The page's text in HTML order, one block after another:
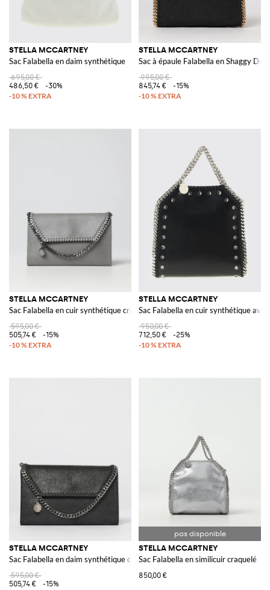
STELLA MCCARTNEY
Sac Falabella en daim synthétique
695,00 €
486,50 €
-30%
STELLA MCCARTNEY
Sac à épaule Falabella en Shaggy Deer
995,00 €
845,74 €
-15%
STELLA MCCARTNEY
Sac Falabella en cuir synthétique craquelé
595,00 €
505,74 €
-15%
STELLA MCCARTNEY
Sac Falabella en cuir synthétique
950,00 €
712,50 €
-25%
STELLA MCCARTNEY
Sac Falabella en daim synthétique craquelé
595,00 €
505,74 €
-15%
STELLA MCCARTNEY
Sac Falabella en similicuir craquelé
850,00 €